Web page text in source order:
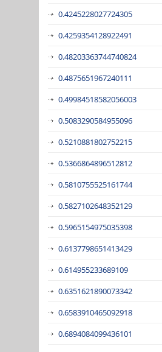
0.4245228027724305
0.4259354128922491
0.48203363744740824
0.4875651967240111
0.49984518582056003
0.5083290584955096
0.5210881802752215
0.5366864896512812
0.5810755525161744
0.5827102648352129
0.5965154975035398
0.6137798651413429
0.614955233689109
0.6351621890073342
0.6583910465092918
0.6894084099436101